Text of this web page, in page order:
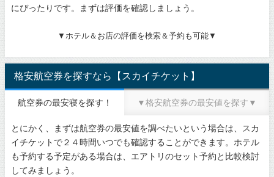
にぴったりです。まずは評価を確認しましょう。
▼ホテル＆お店の評価を検索＆予約も可能▼
格安航空券を探すなら【スカイチケット】
航空券の最安寝を探す！ ▼格安航空券の最安値を探す▼
とにかく、まずは航空券の最安値を調べたいという場合は、スカ
イチケットで２４時間いつでも確認することができます。ホテル
も予約する予定がある場合は、エアトリのセット予約と比較検討
してみましょう。